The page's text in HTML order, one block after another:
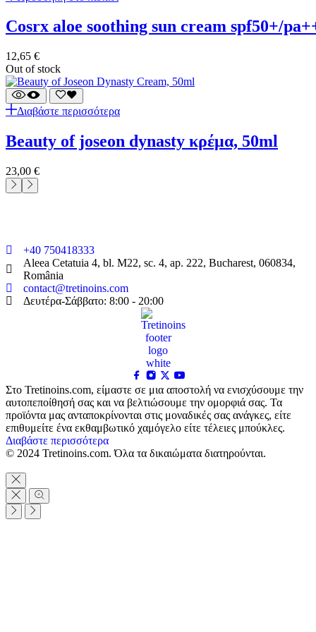
cosrx aloe soothing sun cream spf50+/
12,65 €
Out of stock
Διαβάστε περισσότερα
beauty of joseon dynasty κρέμα, 50ml
23,00 €
+40 750418333
Aleea Cetatuia 4, bl. M22, sc. 4, ap. 222, Bucharest, 060834,
România
contact@tretinoins.com
Δευτέρα-Σάββατο: 8:00 - 20:00
Στο Tretinoins.com, είμαστε σε μια αποστολή να ενισχύσουμε την
αυτοπεποίθησή σας και να βελτιώσουμε την ομορφιά σας. Τα
προϊόντα μας ανταποκρίνονται στις μοναδικές σας ανάγκες, είτε
επιθυμείτε ένα εκθαμβωτικό χαμόγελο είτε τέλειες μπούκλες.
Διαβάστε περισσότερα
© 2024 Tretinoins.com. Όλα τα δικαιώματα διατηρούνται.